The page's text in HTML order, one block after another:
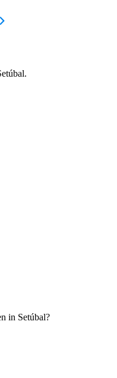
in Setúbal?